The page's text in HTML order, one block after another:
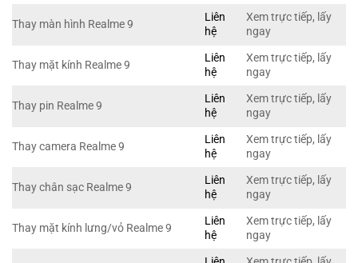
Thay màn hình Realme 9
Liên
hệ
Xem trực tiếp, lấy
ngay
Thay mặt kính Realme 9
Liên
hệ
Xem trực tiếp, lấy
ngay
Thay pin Realme 9
Liên
hệ
Xem trực tiếp, lấy
ngay
Thay camera Realme 9
Liên
hệ
Xem trực tiếp, lấy
ngay
Thay chân sạc Realme 9
Liên
hệ
Xem trực tiếp, lấy
ngay
Thay mặt kính lưng/vỏ Realme 9
Liên
hệ
Xem trực tiếp, lấy
ngay